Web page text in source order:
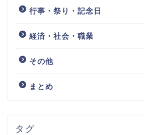
行事・祭り・記念日
経済・社会・職業
その他
まとめ
タグ